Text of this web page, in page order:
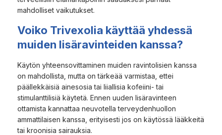
mahdolliset vaikutukset.
Voiko Trivexolia käyttää yhdessä
muiden lisäravinteiden kanssa?
Käytön yhteensovittaminen muiden ravintolisien kanssa
on mahdollista, mutta on tärkeää varmistaa, ettei
päällekkäisiä ainesosia tai liiallisia kofeiini- tai
stimulanttilisiä käytetä. Ennen uuden lisäravinteen
ottamista kannattaa neuvotella terveydenhuollon
ammattilaisen kanssa, erityisesti jos on käytössä lääkkeitä
tai kroonisia sairauksia.